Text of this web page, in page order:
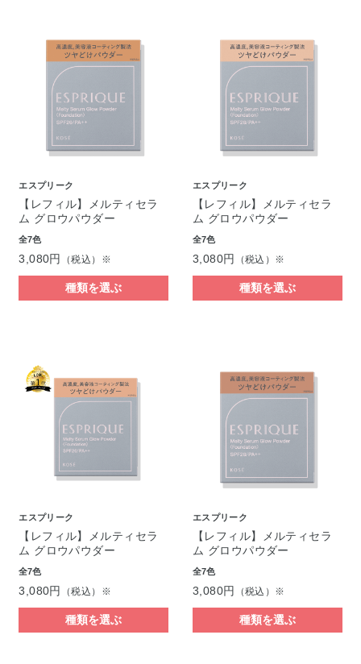
エスプリーク
【レフィル】メルティセラ
ム グロウパウダー
全7色
3,080円 （税込）※
種類を選ぶ
エスプリーク
【レフィル】メルティセラ
ム グロウパウダー
全7色
3,080円 （税込）※
種類を選ぶ
エスプリーク
【レフィル】メルティセラ
ム グロウパウダー
全7色
3,080円 （税込）※
種類を選ぶ
エスプリーク
【レフィル】メルティセラ
ム グロウパウダー
全7色
3,080円 （税込）※
種類を選ぶ